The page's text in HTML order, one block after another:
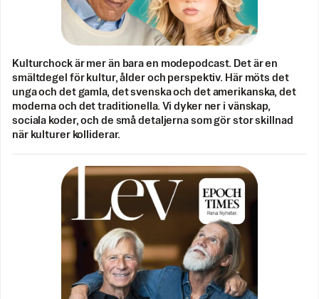
Kulturchock är mer än bara en modepodcast. Det är en
smältdegel för kultur, ålder och perspektiv. Här möts det
unga och det gamla, det svenska och det amerikanska, det
moderna och det traditionella. Vi dyker ner i vänskap,
sociala koder, och de små detaljerna som gör stor skillnad
när kulturer kolliderar.